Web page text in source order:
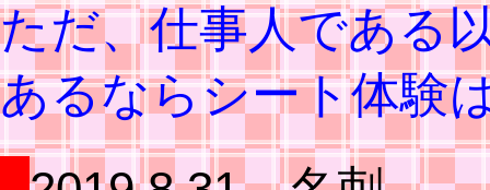
ただ、仕事人である
あるならシート体験